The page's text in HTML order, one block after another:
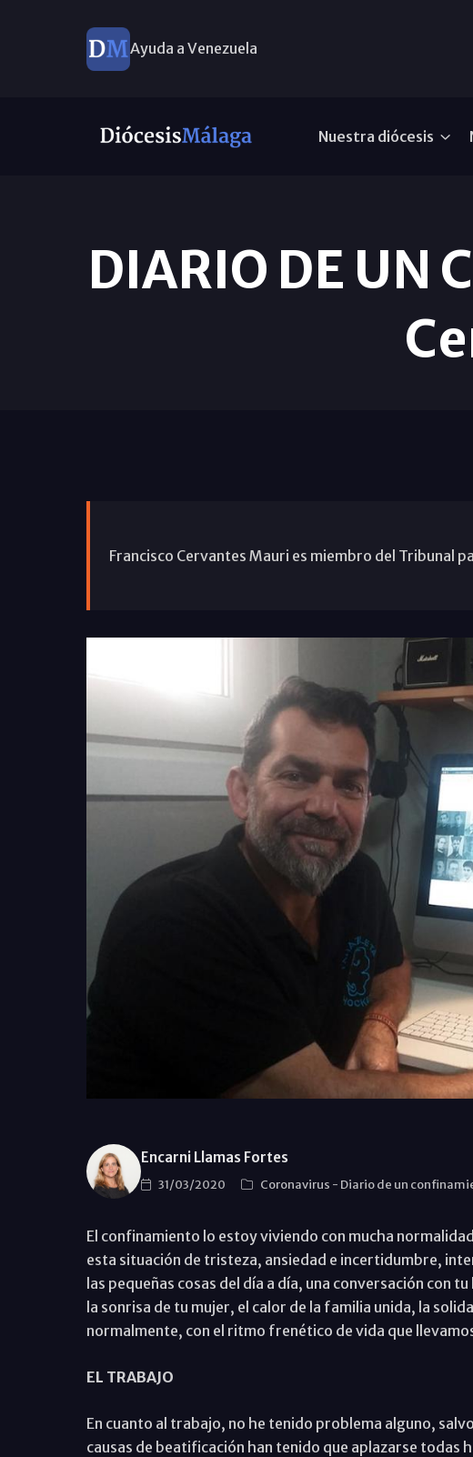
Ayuda a Venezuela
Nuestra diócesis
DIARIO DE UN
Francisco Cervantes Mauri es miembro del Tribunal
Encarni Llamas Fortes
31/03/2020 Coronavirus - Diario de un
El confinamiento lo estoy viviendo con mucha
esta situación de tristeza, ansiedad e incertidumbre,
las pequeñas cosas del día a día, una conversación con
la sonrisa de tu mujer, el calor de la familia unida, la
normalmente, con el ritmo frenético de vida que
EL TRABAJO
En cuanto al trabajo, no he tenido problema alguno,
causas de beatificación han tenido que aplazarse todas